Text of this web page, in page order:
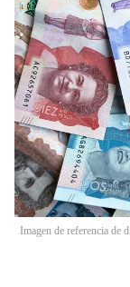
Imagen de referencia de